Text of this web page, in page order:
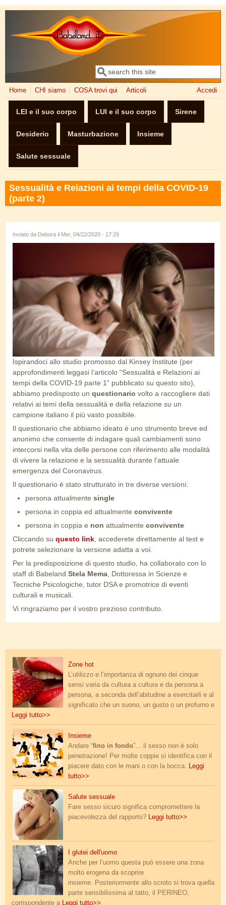
Salta al contenuto principale
Form di ricerca
Cerca
Home CHI siamo COSA trovi qui Articoli Accedi
LEI e il suo corpo LUI e il suo corpo Sirene
Desiderio Masturbazione Insieme
Salute sessuale
Sessualità e Relazioni ai tempi della COVID-19
(parte 2)
Inviato da Debora il Mer, 04/22/2020 - 17:29
Ispirandoci allo studio promosso dal Kinsey Institute (per
approfondimenti leggasi l’articolo “Sessualità e Relazioni ai
tempi della COVID-19 parte 1” pubblicato su questo sito),
abbiamo predisposto un questionario volto a raccogliere dati
relativi ai temi della sessualità e della relazione su un
campione italiano il più vasto possibile.
Il questionario che abbiamo ideato è uno strumento breve ed
anonimo che consente di indagare quali cambiamenti sono
intercorsi nella vita delle persone con riferimento alle modalità
di vivere la relazione e la sessualità durante l’attuale
emergenza del Coronavirus.
Il questionario è stato strutturato in tre diverse versioni:
persona attualmente single
persona in coppia ed attualmente convivente
persona in coppia e non attualmente convivente
Cliccando su questo link , accederete direttamente al test e
potrete selezionare la versione adatta a voi.
Per la predisposizione di questo studio, ha collaborato con lo
staff di Babeland Stela Mema , Dottoressa in Scienze e
Tecniche Psicologiche, tutor DSA e promotrice di eventi
culturali e musicali.
Vi ringraziamo per il vostro prezioso contributo.
labbra.jpg
Zone hot
L’utilizzo e l’importanza di ognuno dei cinque
sensi varia da cultura a cultura e da persona a
persona, a seconda dell’abitudine a esercitarli e al
significato che un suono, un gusto o un profumo e
Leggi tutto>>
posizioni.jpg
Insieme
Andare “fino in fondo”... il sesso non è solo
penetrazione! Per molte coppie si identifica con il
piacere dato con le mani o con la bocca. Leggi
tutto>>
salute.jpg
Salute sessuale
Fare sesso sicuro significa compromettere la
piacevolezza del rapporto? Leggi tutto>>
glutei.jpg
I glutei dell'uomo
Anche per l’uomo questa può essere una zona
molto erogena da scoprire
insieme. Posteriormente allo scroto si trova quella
parte sensibilissima al tatto, il PERINEO,
corrispondente a Leggi tutto>>